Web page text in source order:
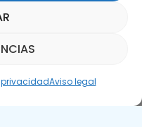
Aviso legal